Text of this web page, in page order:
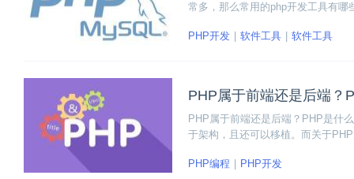
常多，那么常用的php开发工具有哪
PHP开发 软件工具 软件工具
PHP属于前端还是后端？
PHP属于前端还是后端？PHP是什
于架构，且还可以移植。而关于
PHP编程
PHP开发